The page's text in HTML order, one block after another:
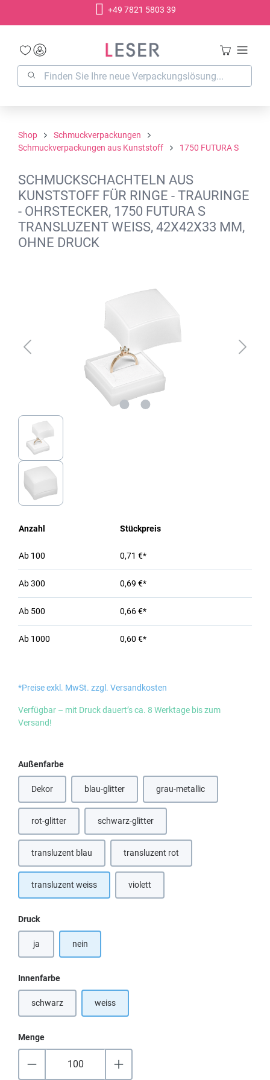
+49 7821 5803 39
Shop
Schmuckverpackungen
Schmuckverpackungen aus Kunststoff
1750 FUTURA S
SCHMUCKSCHACHTELN AUS
KUNSTSTOFF FÜR RINGE - TRAURINGE
- OHRSTECKER, 1750 FUTURA S
TRANSLUZENT WEISS, 42X42X33 MM,
OHNE DRUCK
Anzahl Stückpreis
Ab 100 0,71 €*
Ab300 0,69 €*
Ab 500 0,66 €*
Ab 1000 0,60 €*
*Preise exkl. MwSt. zzgl. Versandkosten
Verfügbar – mit Druck dauert’s ca. 8 Werktage bis zum
Versand!
Außenfarbeauswählen
Dekor(Diese Option ist zurzeit nicht verfügbar.)
blau-glitter grau-metallic(Diese Option ist zurzeit
rot-glitter schwarz-glitter(Diese Option ist zurzeit nicht verfügbar.)
transluzent blau transluzent rot
transluzent weiss violett
Druckauswählen
ja nein
Innenfarbeauswählen
schwarz(Diese Option ist zurzeit nicht verfügbar.)
weiss
Menge